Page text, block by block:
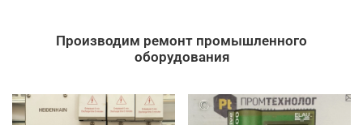
Производим ремонт промышленного
оборудования